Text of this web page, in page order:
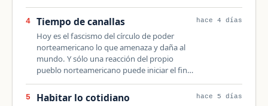
4 Tiempo de canallas
Hoy es el fascismo del círculo de poder
norteamericano lo que amenaza y daña al
mundo. Y sólo una reacción del propio
pueblo norteamericano puede iniciar el fin…
hace 4 días
5 Habitar lo cotidiano hace 5 días